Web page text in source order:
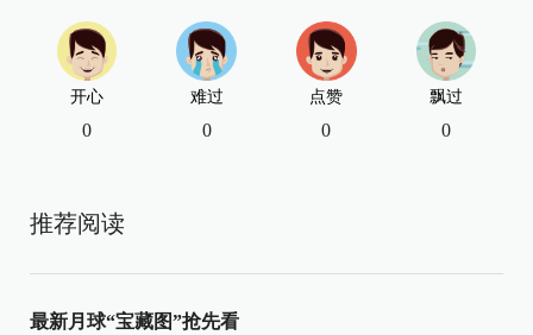
开心
0
难过
0
点赞
0
飘过
0
推荐阅读
最新月球“宝藏图”抢先看